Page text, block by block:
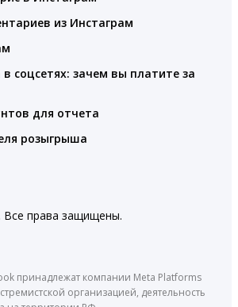
из Инстаграм
соцсетях: зачем вы платите за
для отчета
розыгрыша
Все права защищены.
принадлежат компании Meta Platforms
организацией, деятельность